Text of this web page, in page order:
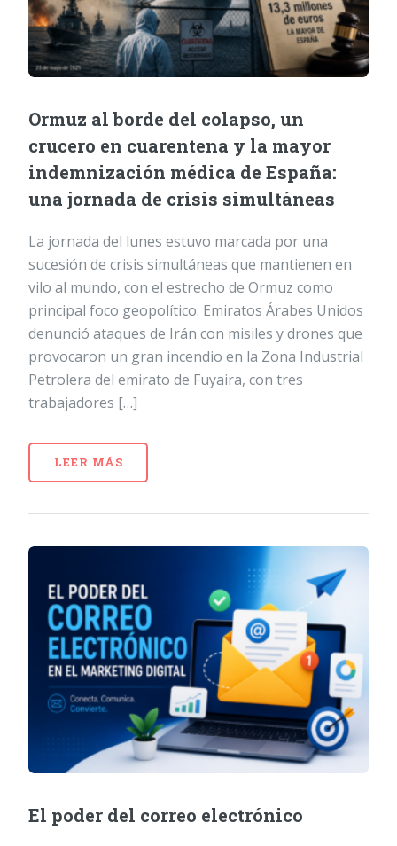
Ormuz al borde del colapso, un
crucero en cuarentena y la mayor
indemnización médica de España:
una jornada de crisis simultáneas
La jornada del lunes estuvo marcada por una
sucesión de crisis simultáneas que mantienen en
vilo al mundo, con el estrecho de Ormuz como
principal foco geopolítico. Emiratos Árabes Unidos
denunció ataques de Irán con misiles y drones que
provocaron un gran incendio en la Zona Industrial
Petrolera del emirato de Fuyaira, con tres
trabajadores […]
LEER MÁS
El poder del correo electrónico